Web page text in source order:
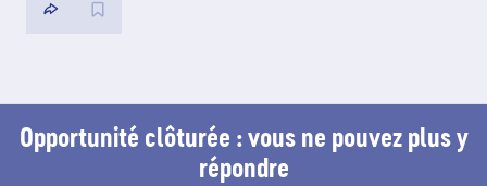
Opportunité clôturée : vous ne pouvez plus y
répondre